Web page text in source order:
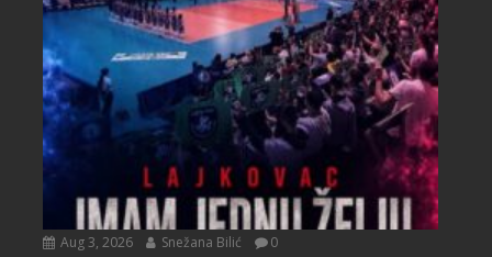
Aug 3, 2026 Snežana Bilić 0